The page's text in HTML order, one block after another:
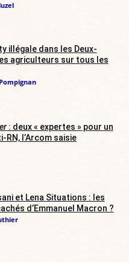
illégale dans les Deux-
agriculteurs sur tous les
: deux « expertes » pour un
RN, l’Arcom saisie
et Lena Situations : les
d’Emmanuel Macron ?